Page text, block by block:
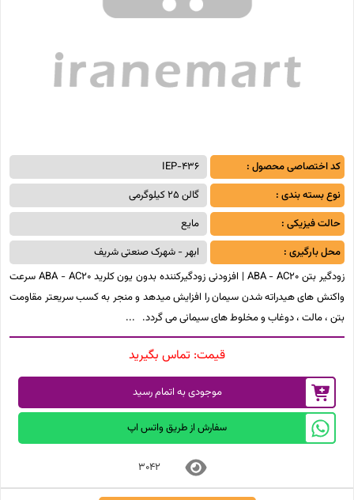
کد اختصاصی محصول :
IEP-436
نوع بسته بندی :
گالن 25 کیلوگرمی
حالت فیزیکی :
مایع
محل بارگیری :
ابهر - شهرک صنعتی شریف
زودگیر بتن ABA - AC20 | افزودنی زودگیرکننده بدون یون کلرید ABA - AC20 سرعت
واکنش های هیدراته شدن سیمان را افزایش میدهد و منجر به کسب سریعتر مقاومت
بتن ، مالت ، دوغاب و مخلوط های سیمانی می گردد.
قیمت: تماس بگیرید
موجودی به اتمام رسید
سفارش از طریق واتس اپ
3042